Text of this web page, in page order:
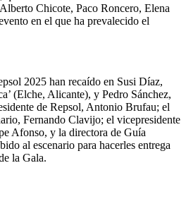
Chicote, Paco Roncero, Elena
en el que ha prevalecido el
2025 han recaído en Susi Díaz,
(Elche, Alicante), y Pedro Sánchez,
de Repsol, Antonio Brufau; el
Fernando Clavijo; el vicepresidente
Afonso, y la directora de Guía
al escenario para hacerles entrega
la Gala.